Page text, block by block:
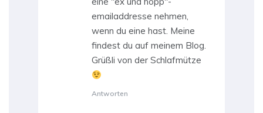
emailaddresse nehmen,
wenn du eine hast. Meine
findest du auf meinem Blog.
Grüßli von der Schlafmütze
Antworten